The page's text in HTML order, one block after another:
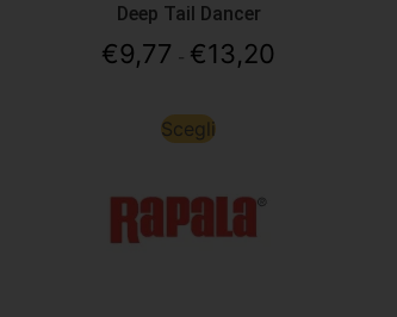
Deep Tail Dancer
€9,77 - €13,20
Scegli